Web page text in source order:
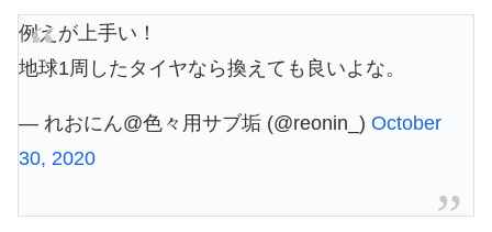
例えが上手い！
地球1周したタイヤなら換えても良いよな。
— れおにん@色々用サブ垢 (@reonin_) October
30, 2020